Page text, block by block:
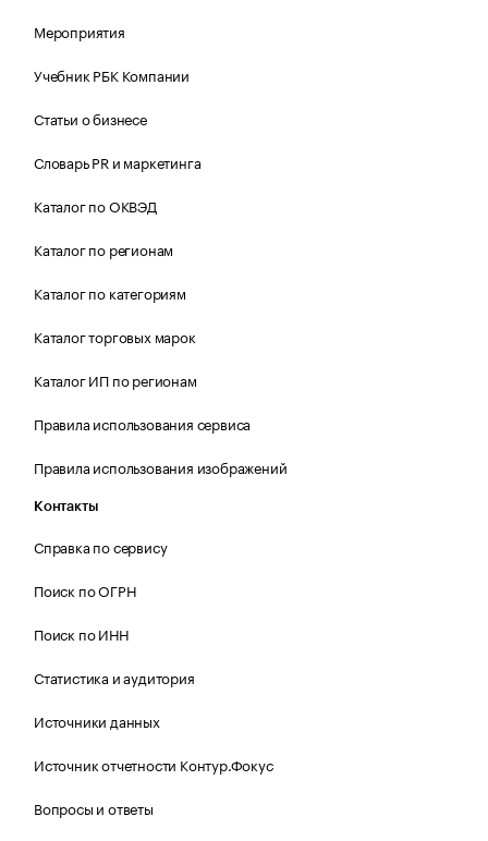
Мероприятия
Учебник РБК Компании
Статьи о бизнесе
Словарь PR и маркетинга
Каталог по ОКВЭД
Каталог по регионам
Каталог по категориям
Каталог торговых марок
Каталог ИП по регионам
Правила использования сервиса
Правила использования изображений
Контакты
Справка по сервису
Поиск по ОГРН
Поиск по ИНН
Статистика и аудитория
Источники данных
Источник отчетности Контур.Фокус
Вопросы и ответы